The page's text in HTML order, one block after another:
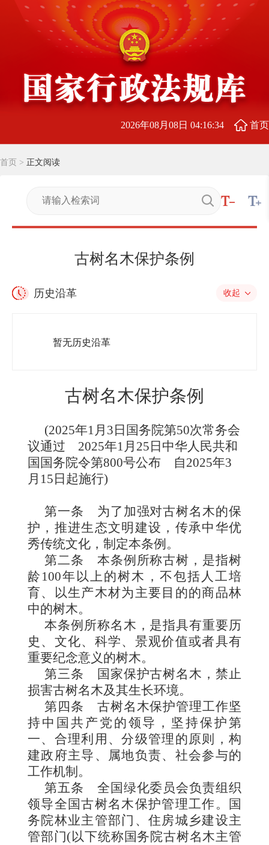
2026年08月08日 04:16:35 首页
首页 > 正文阅读
古树名木保护条例
历史沿革 收起
暂无历史沿革
古树名木保护条例
(2025年1月 3 日国务院第50次常务会
议通过 2025年1月 25 日中华人民共和
国国务院令第800号公布 自2025年3
月15日起施行)
第一条 为了加强对古树名木的保
护，推进生态文明建设，传承中华优
秀传统文化，制定本条例。
第二条 本条例所称古树，是指树
龄100年以上的树木，不包括人工培
育、以生产木材为主要目的的商品林
中的树木。
本条例所称名木，是指具有重要历
史、文化、科学、景观价值或者具有
重要纪念意义的树木。
第三条
国家保护古树名木，禁止
损害古树名木及其生长环境。
第四条 古树名木保护管理工作坚
持中国共产党的领导，坚持保护第
一、合理利用、分级管理的原则，构
建政府主导、属地负责、社会参与的
工作机制。
第五条 全国绿化委员会负责组织
领导全国古树名木保护管理工作。国
务院林业主管部门、住房城乡建设主
管部门(以下统称国务院古树名木主管